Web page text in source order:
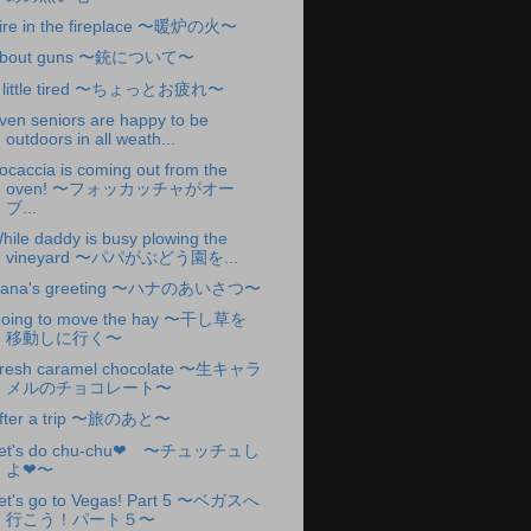
in the fireplace 〜暖炉の火〜
guns 〜銃について〜
little tired 〜ちょっとお疲れ〜
seniors are happy to be
outdoors in all weath...
is coming out from the
oven! 〜フォッカッチャがオー
ブ...
daddy is busy plowing the
vineyard 〜パパがぶどう園を...
greeting 〜ハナのあいさつ〜
to move the hay 〜干し草を
移動しに行く〜
caramel chocolate 〜生キャラ
メルのチョコレート〜
a trip 〜旅のあと〜
do chu-chu❤︎ 〜チュッチュし
よ❤︎〜
go to Vegas! Part 5 〜ベガスへ
行こう！パート５〜